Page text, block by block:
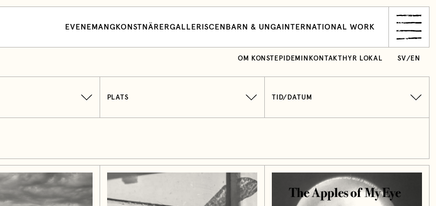
EVENEMANG KONSTNÄRERGALLERI SCEN BARN & UNGA INTERNATIONAL WORK
OM KONSTEPIDEMIN KONTAKT HYR LOKAL SV/ EN
PLATS TID/DATUM